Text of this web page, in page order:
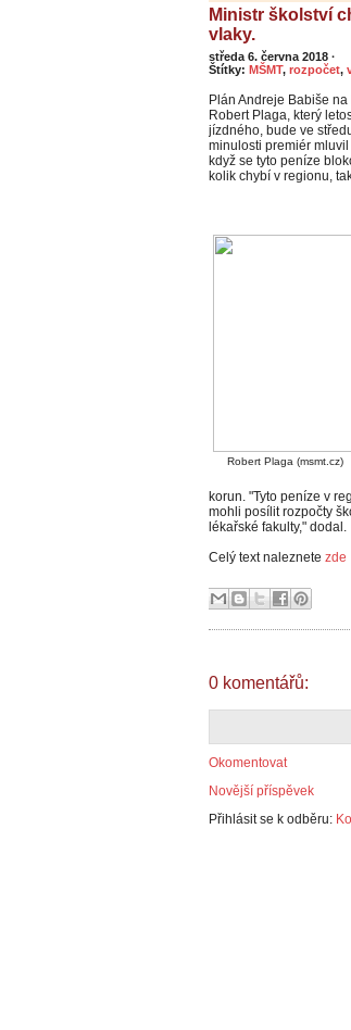
Ministr školství
vlaky.
středa 6. června 2018 ·
Štítky: MŠMT, rozpočet,
Plán Andreje Babiše
Robert Plaga, který
jízdného, bude ve
minulosti premiér
když se tyto peníze
kolik chybí v regionu,
Robert Plaga (msmt.cz)
korun. "Tyto peníze v
mohli posílit rozpočty
lékařské fakulty," dodal.
Celý text naleznete zde
0 komentářů:
Okomentovat
Novější příspěvek
Přihlásit se k odběru: